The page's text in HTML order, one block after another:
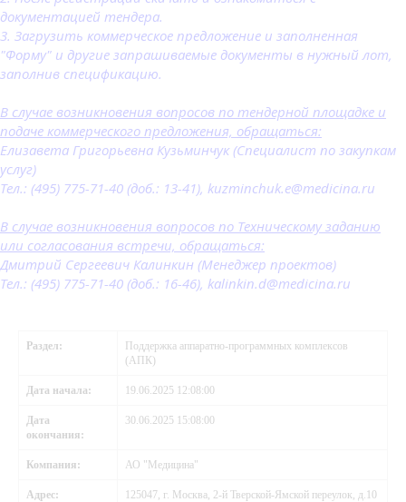
документацией тендера.
3. Загрузить коммерческое предложение и заполненная
"Форму" и другие запрашиваемые документы в нужный лот,
заполнив спецификацию.
В случае возникновения вопросов по тендерной площадке и
подаче коммерческого предложения, обращаться:
Елизавета Григорьевна Кузьминчук (Специалист по закупкам
услуг)
Тел.: (495) 775-71-40 (доб.: 13-41), kuzminchuk.e@medicina.ru
В случае возникновения вопросов по Техническому заданию
или согласования встречи, обращаться:
Дмитрий Сергеевич Калинкин (Менеджер проектов)
Тел.: (495) 775-71-40 (доб.: 16-46), kalinkin.d@medicina.ru
Раздел:
Поддержка аппаратно-программных комплексов
(АПК)
Дата начала: 19.06.2025 12:08:00
Дата
окончания:
30.06.2025 15:08:00
Компания: АО "Медицина"
Адрес: 125047, г. Москва, 2-й Тверской-Ямской переулок, д.10